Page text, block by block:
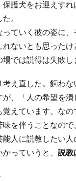
保護犬をお迎えす
。
っていく彼の姿に
れないとも思った
では説得は失敗し
考え直した。飼わ
が、「人の希望を
覚えています。な
味を伴うことなの
能人に説教したい
っていうと、 説教